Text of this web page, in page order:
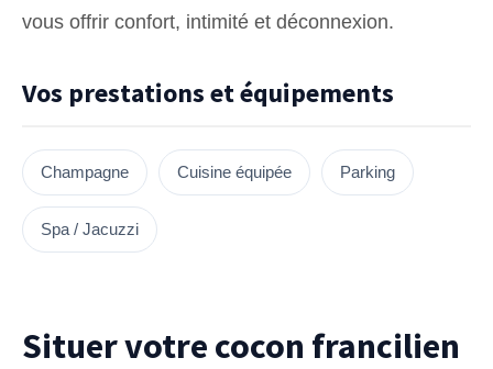
vous offrir confort, intimité et déconnexion.
Vos prestations et équipements
Champagne Cuisine équipée Parking
Spa / Jacuzzi
Situer votre cocon francilien